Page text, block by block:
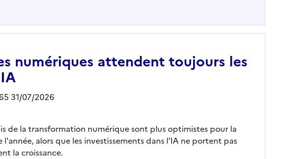
numériques attendent toujours les
31/07/2026
de la transformation numérique sont plus optimistes pour la
alors que les investissements dans l'IA ne portent pas
la croissance.